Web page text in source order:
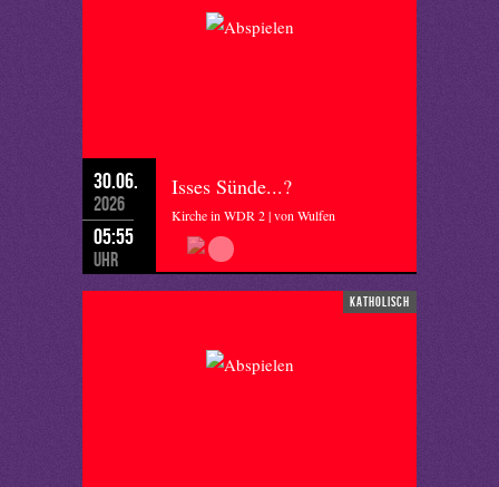
30.06.
2026
05:55
Uhr
Isses Sünde...?
Kirche in WDR 2 | von Wulfen
katholisch